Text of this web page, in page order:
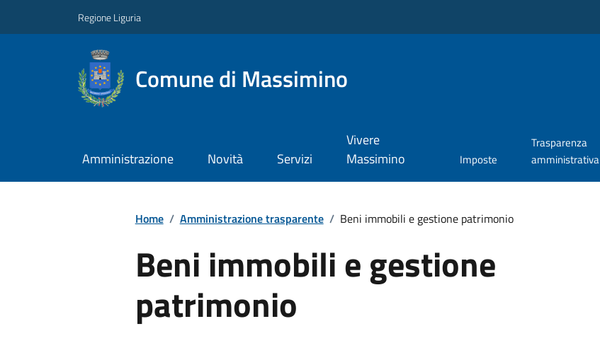
Regione Liguria
Comune di Massimino
Amministrazione Novità Servizi
Vivere
Massimino
Imposte
Trasparenza
amministrativa
Home / Amministrazione trasparente / Beni immobili e gestione patrimonio
Beni immobili e gestione
patrimonio